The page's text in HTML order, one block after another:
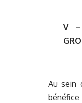
V –
Au sein